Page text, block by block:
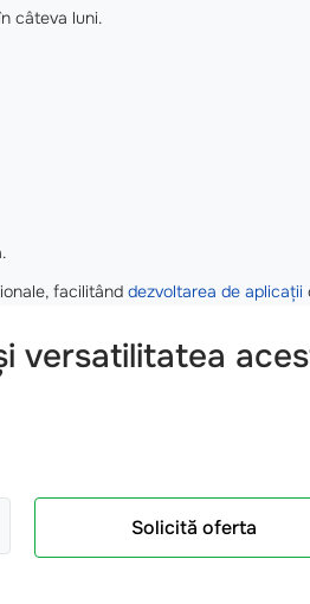
câteva luni.
facilitând dezvoltarea de aplicații
versatilitatea
Solicită oferta